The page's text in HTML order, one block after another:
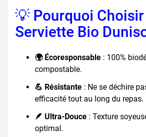
💡 Pourquoi
Serviette Bio
🌍 Écoresponsable : 100%
compostable.
💪 Résistante : Ne se déchire
efficacité tout au long du repas.
🪶 Ultra-Douce : Texture
optimal.